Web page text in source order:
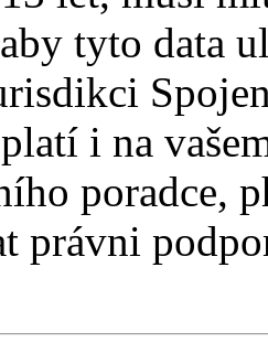
tyto data
i na
poradce,
právni